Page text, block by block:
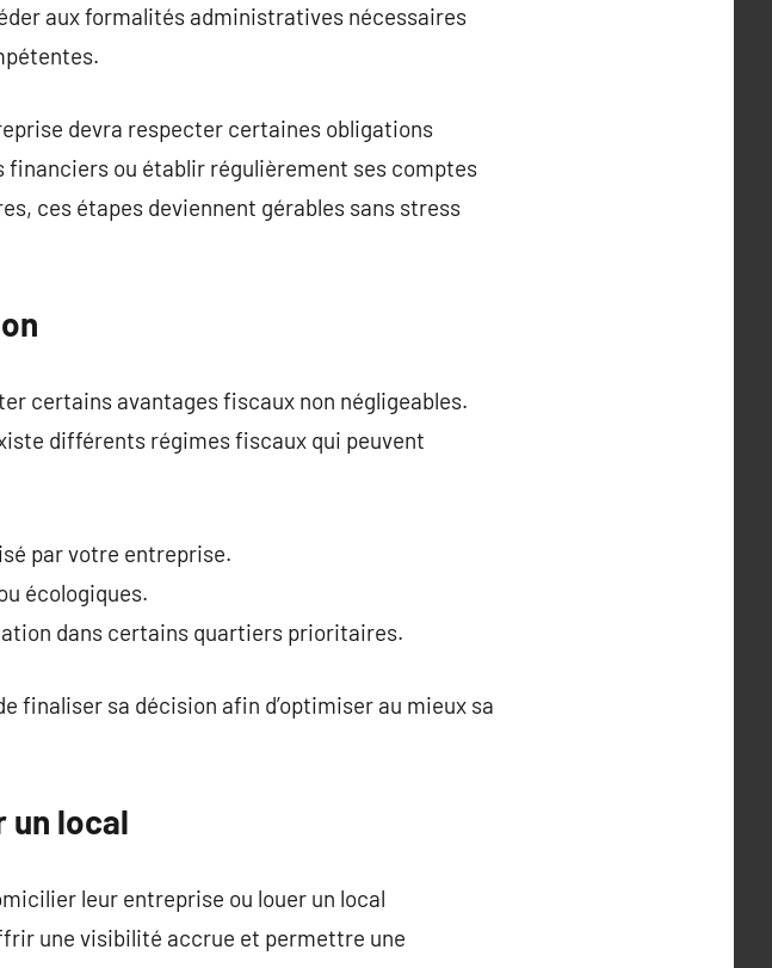
aux formalités administratives nécessaires
devra respecter certaines obligations
financiers ou établir régulièrement ses comptes
ces étapes deviennent gérables sans stress
certains avantages fiscaux non négligeables.
différents régimes fiscaux qui peuvent
par votre entreprise.
écologiques.
dans certains quartiers prioritaires.
finaliser sa décision afin d’optimiser au mieux sa
un local
leur entreprise ou louer un local
une visibilité accrue et permettre une